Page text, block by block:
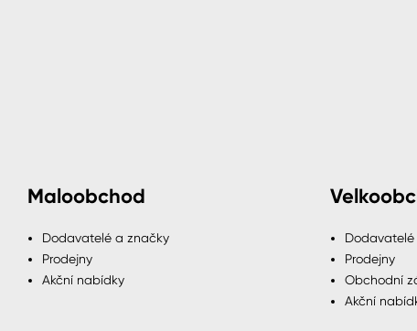
Maloobchod
Dodavatelé a značky
Prodejny
Akční nabídky
Prodejny
Obchodní
Akční